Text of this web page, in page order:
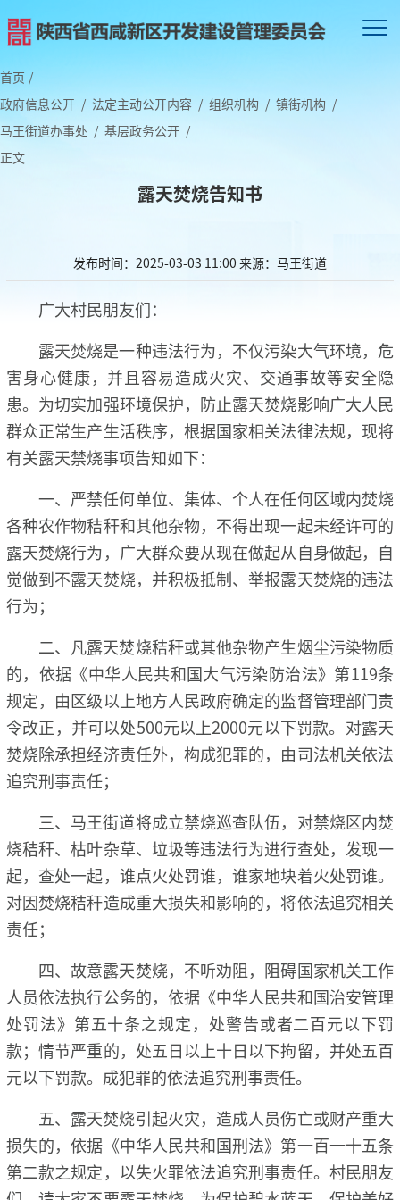
首页 /
政府信息公开 / 法定主动公开内容 / 组织机构 / 镇街机构 /
马王街道办事处 / 基层政务公开 /
正文
露天焚烧告知书
发布时间：2025-03-03 11:00 来源：马王街道
广大村民朋友们：
露天焚烧是一种违法行为，不仅污染大气环境，危
害身心健康，并且容易造成火灾、交通事故等安全隐
患。为切实加强环境保护，防止露天焚烧影响广大人民
群众正常生产生活秩序，根据国家相关法律法规，现将
有关露天禁烧事项告知如下：
一、严禁任何单位、集体、个人在任何区域内焚烧
各种农作物秸秆和其他杂物，不得出现一起未经许可的
露天焚烧行为，广大群众要从现在做起从自身做起，自
觉做到不露天焚烧，并积极抵制、举报露天焚烧的违法
行为；
二、凡露天焚烧秸秆或其他杂物产生烟尘污染物质
的，依据《中华人民共和国大气污染防治法》第119条
规定，由区级以上地方人民政府确定的监督管理部门责
令改正，并可以处500元以上2000元以下罚款。对露天
焚烧除承担经济责任外，构成犯罪的，由司法机关依法
追究刑事责任；
三、马王街道将成立禁烧巡查队伍，对禁烧区内焚
烧秸秆、枯叶杂草、垃圾等违法行为进行查处，发现一
起，查处一起，谁点火处罚谁，谁家地块着火处罚谁。
对因焚烧秸秆造成重大损失和影响的，将依法追究相关
责任；
四、故意露天焚烧，不听劝阻，阻碍国家机关工作
人员依法执行公务的，依据《中华人民共和国治安管理
处罚法》第五十条之规定，处警告或者二百元以下罚
款；情节严重的，处五日以上十日以下拘留，并处五百
元以下罚款。成犯罪的依法追究刑事责任。
五、露天焚烧引起火灾，造成人员伤亡或财产重大
损失的，依据《中华人民共和国刑法》第一百一十五条
第二款之规定，以失火罪依法追究刑事责任。村民朋友